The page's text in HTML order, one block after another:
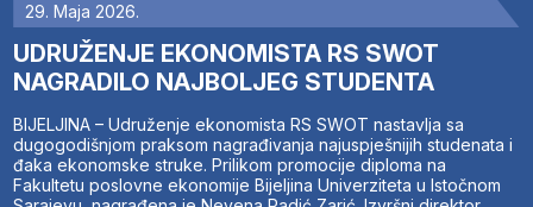
29. Maja 2026.
UDRUŽENJE EKONOMISTA RS SWOT
NAGRADILO NAJBOLJEG STUDENTA
BIJELJINA – Udruženje ekonomista RS SWOT nastavlja sa
dugogodišnjom praksom nagrađivanja najuspješnijih studenata i
đaka ekonomske struke. Prilikom promocije diploma na
Fakultetu poslovne ekonomije Bijeljina Univerziteta u Istočnom